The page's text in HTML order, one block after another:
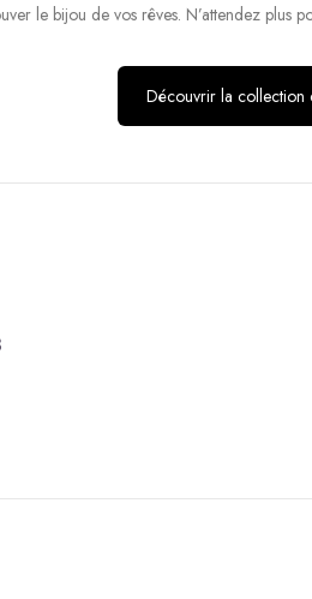
le bijou de vos rêves. N’attendez plus
Découvrir la collection